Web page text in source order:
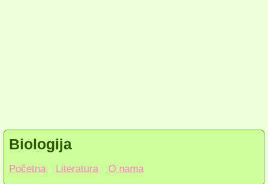
Biologija
Početna Literatura O nama